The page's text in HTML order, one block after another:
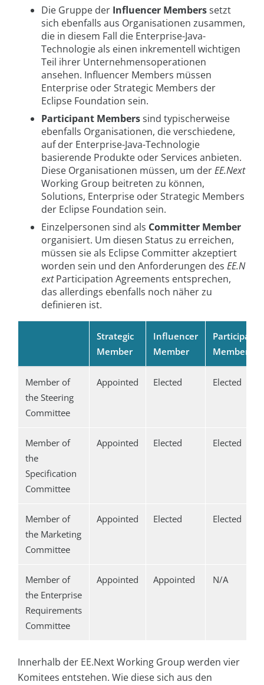
Die Gruppe der Influencer Memberssetzt
sich ebenfalls aus Organisationen zusammen,
die in diesem Fall die Enterprise-Java-
Technologie als einen inkrementell wichtigen
Teil ihrer Unternehmensoperationen
ansehen. Influencer Members müssen
Enterprise oder Strategic Members der
Eclipse Foundation sein.
Participant Memberssind typischerweise
ebenfalls Organisationen, die verschiedene,
auf der Enterprise-Java-Technologie
basierende Produkte oder Services anbieten.
Diese Organisationen müssen, um derEE.Next
Working Group beitreten zu können,
Solutions, Enterprise oder Strategic Members
der Eclipse Foundation sein.
Einzelpersonen sind als Committer Member
organisiert. Um diesen Status zu erreichen,
müssen sie als Eclipse Committer akzeptiert
worden sein und den Anforderungen des EE.N
extParticipation Agreements entsprechen,
das allerdings ebenfalls noch näher zu
definieren ist.
Strategic
Member
Influencer
Member
Participant
Member
Member of
the Steering
Committee
Appointed Elected Elected
Member of
the
Specification
Committee
Appointed Elected Elected
Member of
the Marketing
Committee
Appointed Elected Elected
Member of
the Enterprise
Requirements
Committee
Appointed Appointed N/A
Innerhalb der EE.Next Working Group werden vier
Komitees entstehen. Wie diese sich aus den